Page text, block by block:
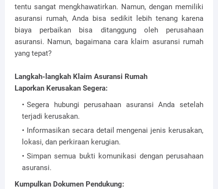
tentu sangat mengkhawatirkan. Namun, dengan memiliki
asuransi rumah, Anda bisa sedikit lebih tenang karena
biaya perbaikan bisa ditanggung oleh perusahaan
asuransi. Namun, bagaimana cara klaim asuransi rumah
yang tepat?
Langkah-langkah Klaim Asuransi Rumah
Laporkan Kerusakan Segera:
Segera hubungi perusahaan asuransi Anda setelah
terjadi kerusakan.
Informasikan secara detail mengenai jenis kerusakan,
lokasi, dan perkiraan kerugian.
Simpan semua bukti komunikasi dengan perusahaan
asuransi.
Kumpulkan Dokumen Pendukung: